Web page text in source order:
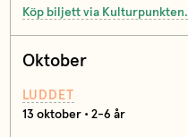
Köp biljett via Kulturpunkten.
Oktober
LUDDET
13 oktober • 2-6 år